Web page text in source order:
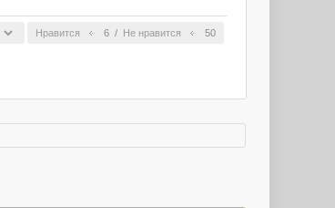
Нравится 6 / Не нравится 50